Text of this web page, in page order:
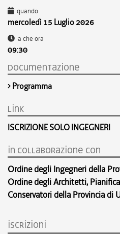
quando
mercoledì 15 Luglio 2026
a che ora
09:30
documentazione
Programma
link
ISCRIZIONE SOLO INGEGNERI
in collaborazione con
Ordine degli Ingegneri della
Ordine degli Architetti,
Conservatori della Provincia di
iscrizioni